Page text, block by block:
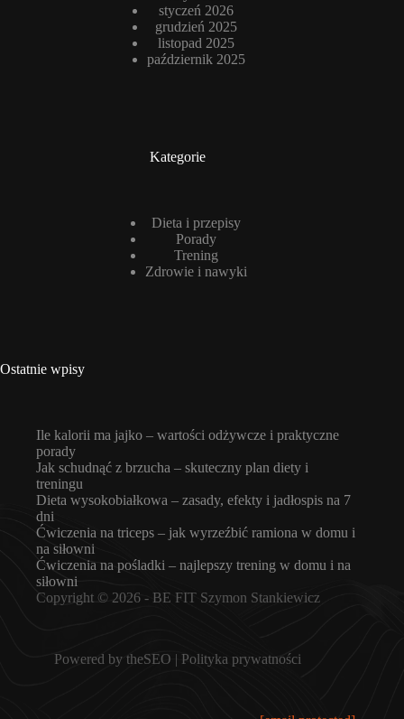
styczeń 2026
grudzień 2025
listopad 2025
październik 2025
Kategorie
Dieta i przepisy
Porady
Trening
Zdrowie i nawyki
Ostatnie wpisy
Ile kalorii ma jajko – wartości odżywcze i praktyczne
porady
Jak schudnąć z brzucha – skuteczny plan diety i
treningu
Dieta wysokobiałkowa – zasady, efekty i jadłospis na 7
dni
Ćwiczenia na triceps – jak wyrzeźbić ramiona w domu i
na siłowni
Ćwiczenia na pośladki – najlepszy trening w domu i na
siłowni
Copyright © 2026 - BE FIT Szymon Stankiewicz
Powered bytheSEO | Polityka prywatności